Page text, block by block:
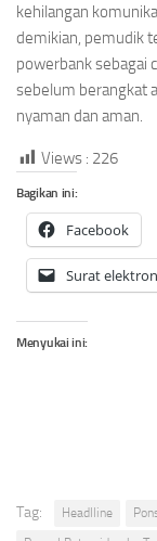
kehilangan
demikian, pemudik
powerbank sebagai
sebelum berangkat
nyaman dan aman.
Views : 226
Bagikan ini:
Facebook
Surat
Menyukai ini:
Tag: Headlline